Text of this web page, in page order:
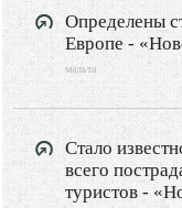
ФРАНЦИЯ
ИСПАНИЯ
ПОЛЬША
РОССИЯ
Туризм
Путешествия
Определены
Европе -
мальта
Стало
всего
туристов -